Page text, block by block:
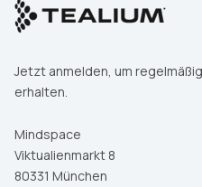
Jetzt anmelden, um
erhalten.
Mindspace
Viktualienmarkt 8
80331 München